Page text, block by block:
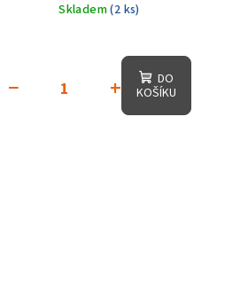
Skladem(2 ks)
+
−
DO
KOŠÍKU